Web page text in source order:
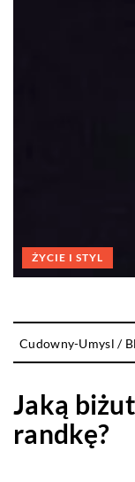
ŻYCIE I STYL
Cudowny-Umysl /
Jaką
randkę?